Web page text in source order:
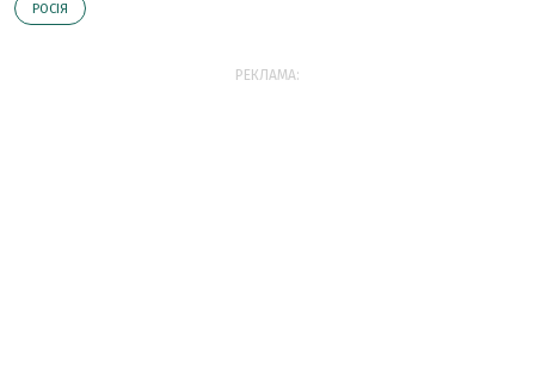
РОСІЯ
РЕКЛАМА: